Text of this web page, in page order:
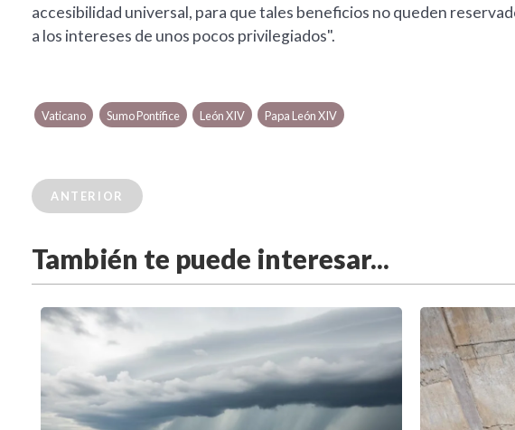
accesibilidad universal, para que tales beneficios no queden
a los intereses de unos pocos privilegiados".
Vaticano Sumo Pontífice León XIV Papa León XIV
ANTERIOR
También te puede interesar...